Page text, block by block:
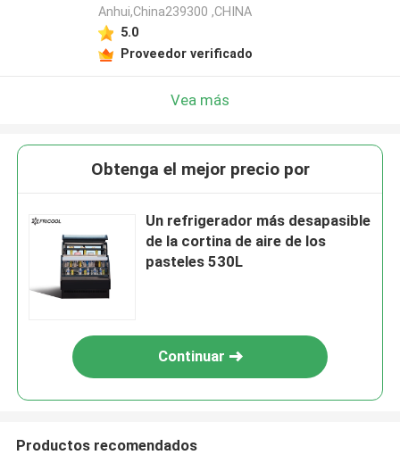
Anhui,China239300 ,CHINA
5.0
Proveedor verificado
Vea más
Obtenga el mejor precio por
Un refrigerador más desapasible
de la cortina de aire de los
pasteles 530L
Continuar
Productos recomendados